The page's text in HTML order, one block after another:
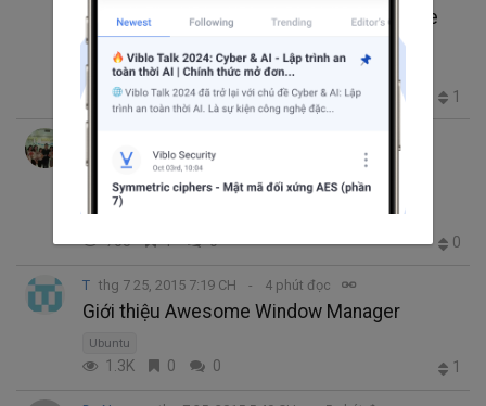
Một số kĩ thuật nâng cao khi sử dụng case
trong Ruby
Ruby
291 0 0 1
thg 7 25, 2015 8:18 CH
Xử lý ảnh dễ dàng trong swift (Phần 2)
iOS
705 1 0 0
T thg 7 25, 2015 7:19 CH 4 phút đọc
Giới thiệu Awesome Window Manager
Ubuntu
1.3K 0 0 1